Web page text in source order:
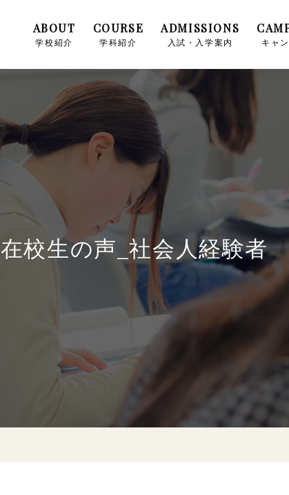
ABOUT
学校紹介
COURSE
学科紹介
ADMISSIONS
入試・入学案内 キャ
在校生の声_社会人経験者